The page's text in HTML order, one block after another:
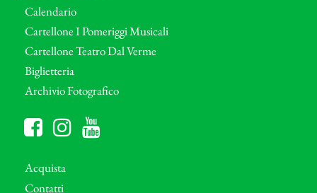
Calendario
Cartellone I Pomeriggi Musicali
Cartellone Teatro Dal Verme
Biglietteria
Archivio Fotografico
Acquista
Contatti